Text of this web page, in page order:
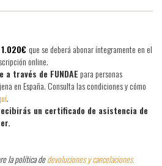
1.020€ que se deberá abonar íntegramente en el
online.
a través de FUNDAE para personas
en España. Consulta las condiciones y cómo
.
un certificado de asistencia de
la política dedevoluciones y cancelaciones.